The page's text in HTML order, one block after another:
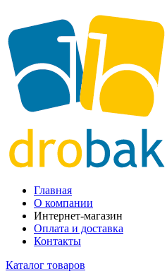
Главная
О компании
Интернет-магазин
Оплата и доставка
Контакты
Каталог товаров